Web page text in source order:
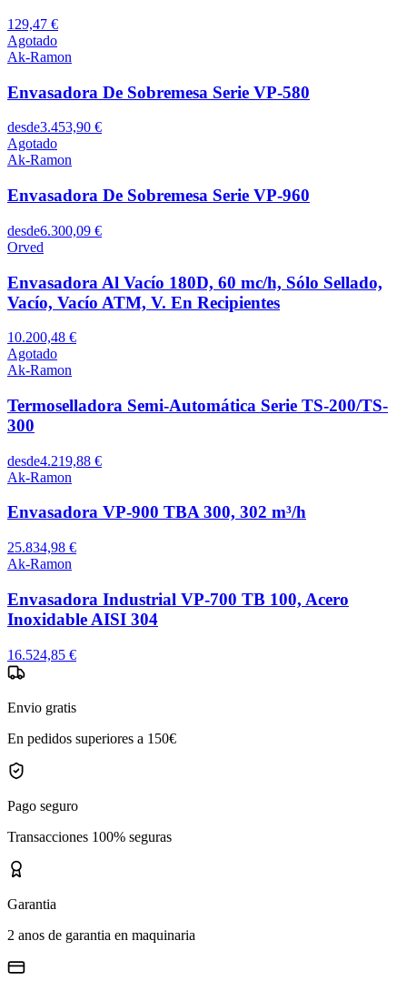
129,47 €
Agotado
Ak-Ramon
Envasadora De Sobremesa Serie VP-580
desde3.453,90 €
Agotado
Ak-Ramon
Envasadora De Sobremesa Serie VP-960
desde6.300,09 €
Orved
Envasadora Al Vacío 180D, 60 mc/h, Sólo Sellado,
Vacío, Vacío ATM, V. En Recipientes
10.200,48 €
Agotado
Ak-Ramon
Termoselladora Semi-Automática Serie TS-200/TS-
300
desde4.219,88 €
Ak-Ramon
Envasadora VP-900 TBA 300, 302 m³/h
25.834,98 €
Ak-Ramon
Envasadora Industrial VP-700 TB 100, Acero
Inoxidable AISI 304
16.524,85 €
Envio gratis
En pedidos superiores a 150€
Pago seguro
Transacciones 100% seguras
Garantia
2 anos de garantia en maquinaria